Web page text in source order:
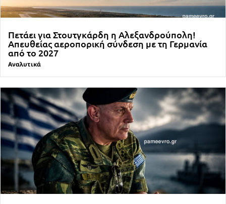
Πετάει για Στουτγκάρδη η Αλεξανδρούπολη!
Απευθείας αεροπορική σύνδεση με τη Γερμανία
από το 2027
Αναλυτικά